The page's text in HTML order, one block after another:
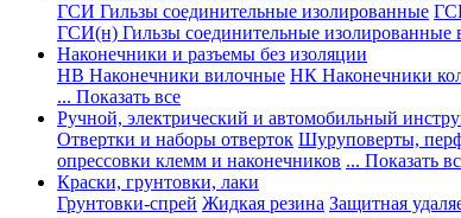
ГСИ Гильзы соединительные изолированные
ГСИ(н) Гильзы соединительные изолированные
Наконечники и разъемы без изоляции
НВ Наконечники вилочные НК Наконечники
... Показать все
Ручной, электрический и автомобильный
Отвертки и наборы отверток Шуруповерты,
опрессовки клемм и наконечников ... Показать
Краски, грунтовки, лаки
Грунтовки-спрей Жидкая резина Защитная